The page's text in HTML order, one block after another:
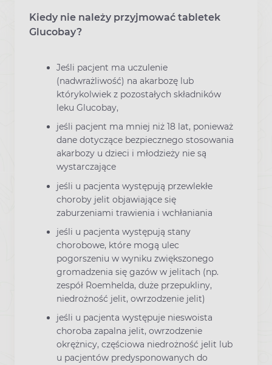
Kiedy nie należy przyjmować tabletek
Glucobay?
Jeśli pacjent ma uczulenie
(nadwrażliwość) na akarbozę lub
którykolwiek z pozostałych składników
leku Glucobay,
jeśli pacjent ma mniej niż 18 lat, ponieważ
dane dotyczące bezpiecznego stosowania
akarbozy u dzieci i młodzieży nie są
wystarczające
jeśli u pacjenta występują przewlekłe
choroby jelit objawiające się
zaburzeniami trawienia i wchłaniania
jeśli u pacjenta występują stany
chorobowe, które mogą ulec
pogorszeniu w wyniku zwiększonego
gromadzenia się gazów w jelitach (np.
zespół Roemhelda, duże przepukliny,
niedrożność jelit, owrzodzenie jelit)
jeśli u pacjenta występuje nieswoista
choroba zapalna jelit, owrzodzenie
okrężnicy, częściowa niedrożność jelit lub
u pacjentów predysponowanych do